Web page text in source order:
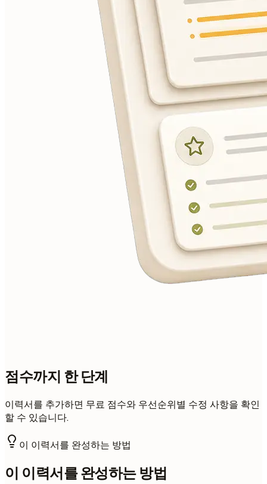
점수까지 한 단계
이력서를 추가하면 무료 점수와 우선순위별 수정 사항을 확인
할 수 있습니다.
이 이력서를 완성하는 방법
이 이력서를 완성하는 방법